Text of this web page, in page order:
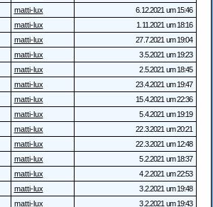
matti-lux
6.12.2021 um 15:46
matti-lux
1.11.2021 um 18:16
matti-lux
27.7.2021 um 19:04
matti-lux
3.5.2021 um 19:23
matti-lux
2.5.2021 um 18:45
matti-lux
23.4.2021 um 19:47
matti-lux
15.4.2021 um 22:36
matti-lux
5.4.2021 um 19:19
matti-lux
22.3.2021 um 20:21
matti-lux
22.3.2021 um 12:48
matti-lux
5.2.2021 um 18:37
matti-lux
4.2.2021 um 22:53
matti-lux
3.2.2021 um 19:48
matti-lux
3.2.2021 um 19:43